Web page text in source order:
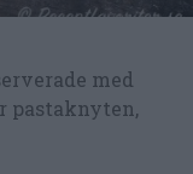
med
pastaknyten,